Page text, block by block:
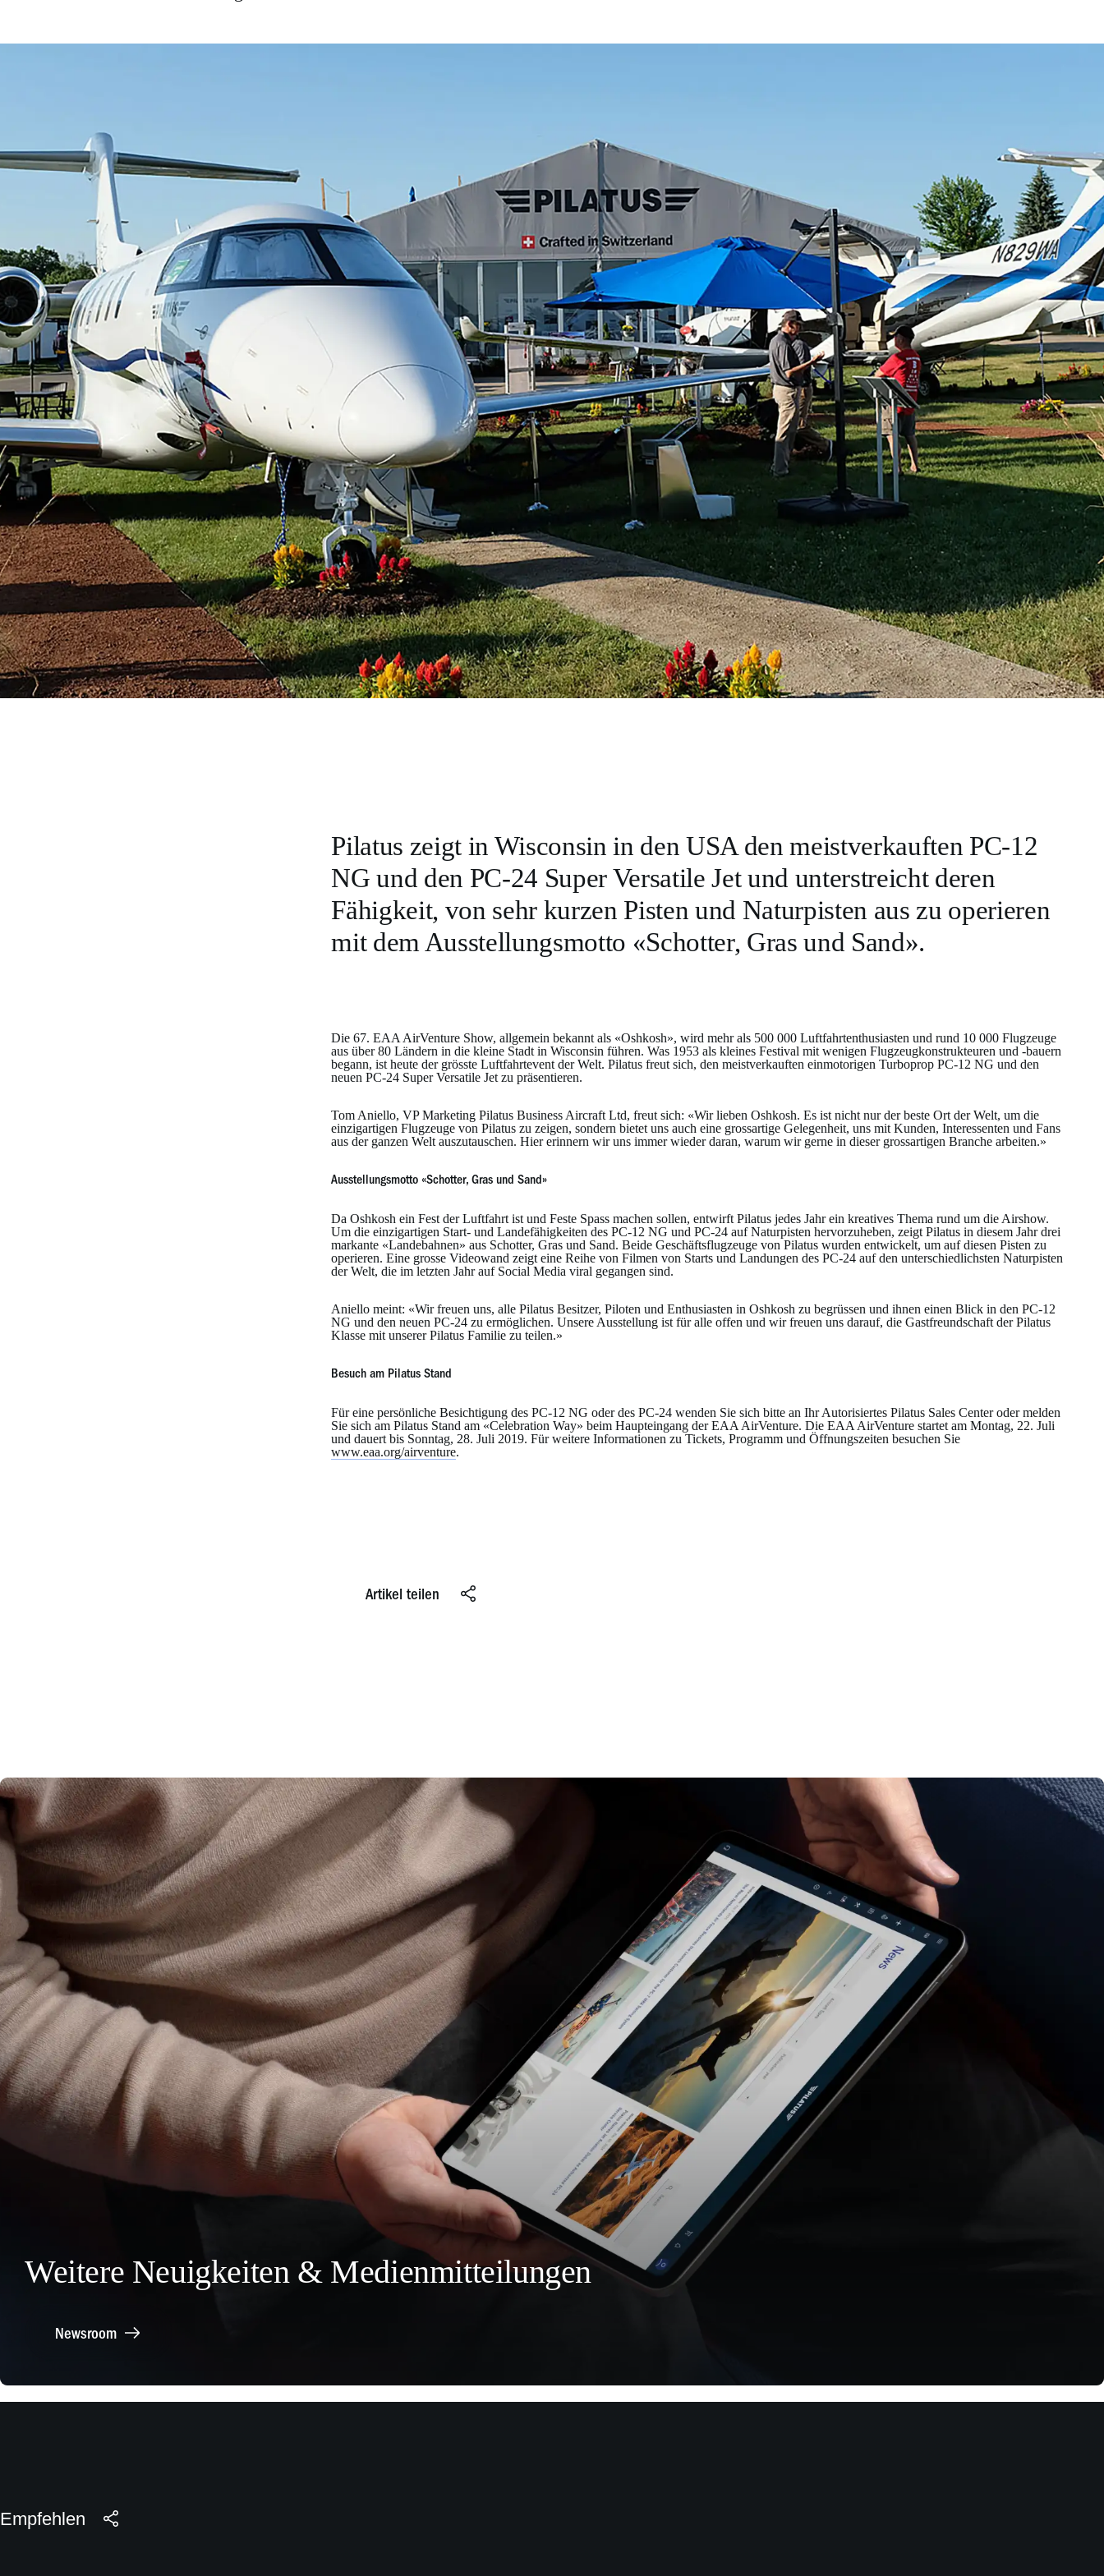
Pilatus zeigt in Wisconsin in den USA den meistverkauften PC-12
NG und den PC-24 Super Versatile Jet und unterstreicht deren
Fähigkeit, von sehr kurzen Pisten und Naturpisten aus zu operieren
mit dem Ausstellungsmotto «Schotter, Gras und Sand».
Die 67. EAA AirVenture Show, allgemein bekannt als «Oshkosh», wird mehr als 500 000 Luftfahrtenthusiasten und rund 10 000 Flugzeuge
aus über 80 Ländern in die kleine Stadt in Wisconsin führen. Was 1953 als kleines Festival mit wenigen Flugzeugkonstrukteuren und -bauern
begann, ist heute der grösste Luftfahrtevent der Welt. Pilatus freut sich, den meistverkauften einmotorigen Turboprop PC-12 NG und den
neuen PC-24 Super Versatile Jet zu präsentieren.
Tom Aniello, VP Marketing Pilatus Business Aircraft Ltd, freut sich: «Wir lieben Oshkosh. Es ist nicht nur der beste Ort der Welt, um die
einzigartigen Flugzeuge von Pilatus zu zeigen, sondern bietet uns auch eine grossartige Gelegenheit, uns mit Kunden, Interessenten und Fans
aus der ganzen Welt auszutauschen. Hier erinnern wir uns immer wieder daran, warum wir gerne in dieser grossartigen Branche arbeiten.»
Ausstellungsmotto «Schotter, Gras und Sand»
Da Oshkosh ein Fest der Luftfahrt ist und Feste Spass machen sollen, entwirft Pilatus jedes Jahr ein kreatives Thema rund um die Airshow.
Um die einzigartigen Start- und Landefähigkeiten des PC-12 NG und PC-24 auf Naturpisten hervorzuheben, zeigt Pilatus in diesem Jahr drei
markante «Landebahnen» aus Schotter, Gras und Sand. Beide Geschäftsflugzeuge von Pilatus wurden entwickelt, um auf diesen Pisten zu
operieren. Eine grosse Videowand zeigt eine Reihe von Filmen von Starts und Landungen des PC-24 auf den unterschiedlichsten Naturpisten
der Welt, die im letzten Jahr auf Social Media viral gegangen sind.
Aniello meint: «Wir freuen uns, alle Pilatus Besitzer, Piloten und Enthusiasten in Oshkosh zu begrüssen und ihnen einen Blick in den PC-12
NG und den neuen PC-24 zu ermöglichen. Unsere Ausstellung ist für alle offen und wir freuen uns darauf, die Gastfreundschaft der Pilatus
Klasse mit unserer Pilatus Familie zu teilen.»
Besuch am Pilatus Stand
Für eine persönliche Besichtigung des PC-12 NG oder des PC-24 wenden Sie sich bitte an Ihr Autorisiertes Pilatus Sales Center oder melden
Sie sich am Pilatus Stand am «Celebration Way» beim Haupteingang der EAA AirVenture. Die EAA AirVenture startet am Montag, 22. Juli
und dauert bis Sonntag, 28. Juli 2019. Für weitere Informationen zu Tickets, Programm und Öffnungszeiten besuchen Sie
www.eaa.org/airventure.
Artikel teilen
Weitere Neuigkeiten & Medienmitteilungen
Newsroom
Empfehlen